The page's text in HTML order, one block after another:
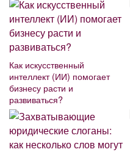
Как искусственный
интеллект (ИИ) помогает
бизнесу расти и
развиваться?